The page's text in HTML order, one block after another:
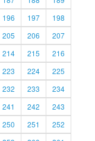
196 197
198
205 206
207
214 215
216
223 224
225
232 233
234
241 242
243
250 251
252